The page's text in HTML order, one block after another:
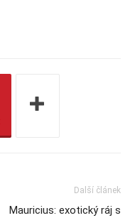
Další článek
Mauricius: exotický ráj s